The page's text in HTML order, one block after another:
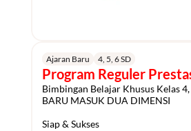
Ajaran Baru 4, 5, 6 SD
Program Reguler
Bimbingan Belajar Khusus Kelas
BARU MASUK DUA DIMENSI
Siap & Sukses